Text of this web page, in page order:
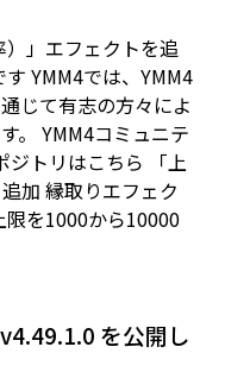
」エフェクトを追
YMM4では、YMM4
じて有志の方々によ
。 YMM4コミュニテ
トリはこちら 「上
加 縁取りエフェク
限を1000から10000
を公開し